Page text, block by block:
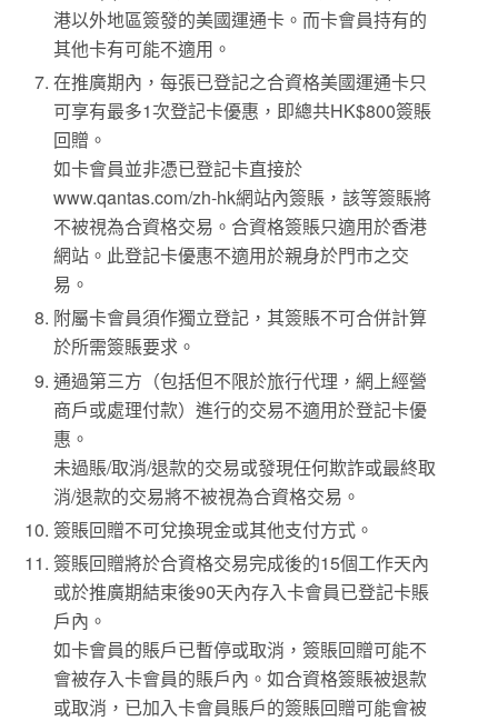
港以外地區簽發的美國運通卡。而卡會員持有的
其他卡有可能不適用。
在推廣期內，每張已登記之合資格美國運通卡只
可享有最多1次登記卡優惠，即總共HK$800簽賬
回贈。
如卡會員並非憑已登記卡直接於
www.qantas.com/zh-hk網站內簽賬，該等簽賬將
不被視為合資格交易。合資格簽賬只適用於香港
網站。此登記卡優惠不適用於親身於門市之交
易。
附屬卡會員須作獨立登記，其簽賬不可合併計算
於所需簽賬要求。
通過第三方（包括但不限於旅行代理，網上經營
商戶或處理付款）進行的交易不適用於登記卡優
惠。
未過賬/取消/退款的交易或發現任何欺詐或最終取
消/退款的交易將不被視為合資格交易。
簽賬回贈不可兌換現金或其他支付方式。
簽賬回贈將於合資格交易完成後的15個工作天內
或於推廣期結束後90天內存入卡會員已登記卡賬
戶內。
如卡會員的賬戶已暫停或取消，簽賬回贈可能不
會被存入卡會員的賬戶內。如合資格簽賬被退款
或取消，已加入卡會員賬戶的簽賬回贈可能會被